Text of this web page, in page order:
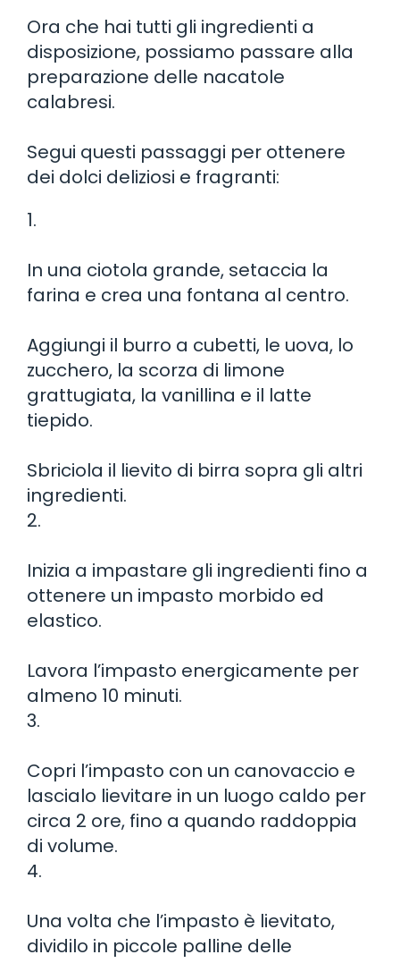
Ora che hai tutti gli ingredienti a
disposizione, possiamo passare alla
preparazione delle nacatole
calabresi.
Segui questi passaggi per ottenere
dei dolci deliziosi e fragranti:
1.
In una ciotola grande, setaccia la
farina e crea una fontana al centro.
Aggiungi il burro a cubetti, le uova, lo
zucchero, la scorza di limone
grattugiata, la vanillina e il latte
tiepido.
Sbriciola il lievito di birra sopra gli altri
ingredienti.
2.
Inizia a impastare gli ingredienti fino a
ottenere un impasto morbido ed
elastico.
Lavora l’impasto energicamente per
almeno 10 minuti.
3.
Copri l’impasto con un canovaccio e
lascialo lievitare in un luogo caldo per
circa 2 ore, fino a quando raddoppia
di volume.
4.
Una volta che l’impasto è lievitato,
dividilo in piccole palline delle